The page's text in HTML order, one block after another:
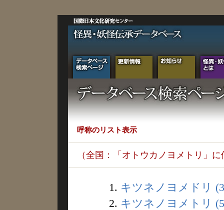
呼称のリスト表示
（全国：「オトウカノヨメトリ」
1. キツネノヨメドリ
2. キツネノヨメトリ